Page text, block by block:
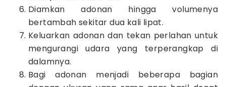
Diamkan adonan hingga volumenya
bertambah sekitar dua kali lipat.
Keluarkan adonan dan tekan perlahan untuk
mengurangi udara yang terperangkap di
dalamnya.
Bagi adonan menjadi beberapa bagian